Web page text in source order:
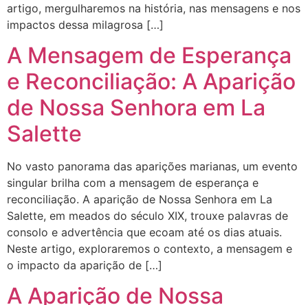
artigo, mergulharemos na história, nas mensagens e nos
impactos dessa milagrosa […]
A Mensagem de Esperança
e Reconciliação: A Aparição
de Nossa Senhora em La
Salette
No vasto panorama das aparições marianas, um evento
singular brilha com a mensagem de esperança e
reconciliação. A aparição de Nossa Senhora em La
Salette, em meados do século XIX, trouxe palavras de
consolo e advertência que ecoam até os dias atuais.
Neste artigo, exploraremos o contexto, a mensagem e
o impacto da aparição de […]
A Aparição de Nossa